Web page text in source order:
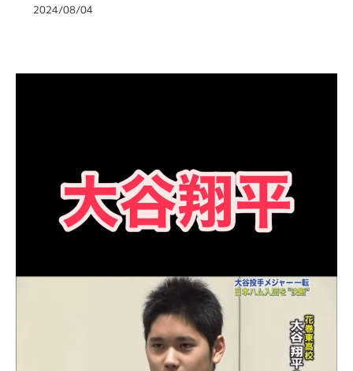
2024/08/04